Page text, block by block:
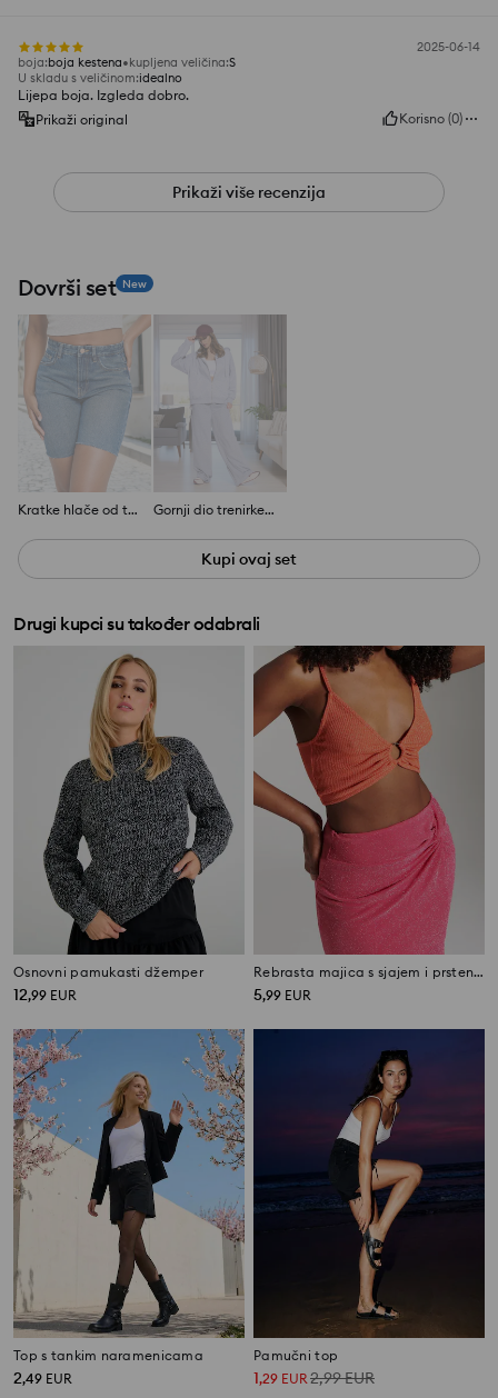
2025-06-14
boja:boja kestena kupljena veličina:S
U skladu s veličinom:idealno
Lijepa boja. Izgleda dobro.
Prikaži original
Korisno (0)
Prikaži više recenzija
Dovrši set New
Kratke hlače od trapera visokog struka Gornji dio trenirke s kapuljačom
Kupi ovaj set
Drugi kupci su također odabrali
Osnovni pamukasti džemper
12,99 EUR
Rebrasta majica s sjajem i prstenom na izrezu
5,99 EUR
Top s tankim naramenicama
2,49 EUR
Pamučni top
1,29 EUR 2,99EUR